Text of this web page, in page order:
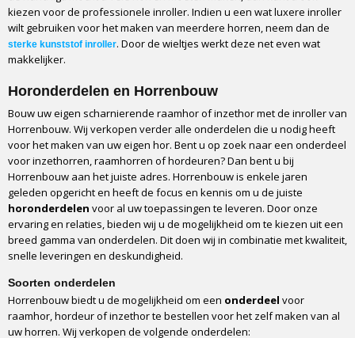
kiezen voor de professionele inroller. Indien u een wat luxere inroller
wilt gebruiken voor het maken van meerdere horren, neem dan de
sterke kunststof inroller . Door de wieltjes werkt deze net even wat
makkelijker.
Horonderdelen en Horrenbouw
Bouw uw eigen scharnierende raamhor of inzethor met de inroller van
Horrenbouw. Wij verkopen verder alle onderdelen die u nodig heeft
voor het maken van uw eigen hor. Bent u op zoek naar een onderdeel
voor inzethorren, raamhorren of hordeuren? Dan bent u bij
Horrenbouw aan het juiste adres. Horrenbouw is enkele jaren
geleden opgericht en heeft de focus en kennis om u de juiste
horonderdelen voor al uw toepassingen te leveren. Door onze
ervaring en relaties, bieden wij u de mogelijkheid om te kiezen uit een
breed gamma van onderdelen. Dit doen wij in combinatie met kwaliteit,
snelle leveringen en deskundigheid.
Soorten onderdelen
Horrenbouw biedt u de mogelijkheid om een onderdeel voor
raamhor, hordeur of inzethor te bestellen voor het zelf maken van al
uw horren. Wij verkopen de volgende onderdelen: